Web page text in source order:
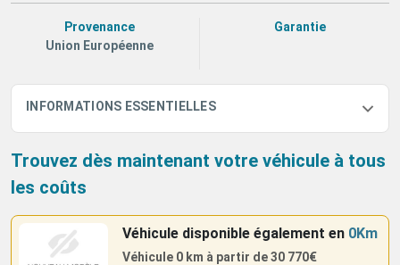
Provenance
Union Européenne
Garantie
INFORMATIONS ESSENTIELLES
Trouvez dès maintenant votre véhicule à tous
les coûts
Véhicule disponible également en 0Km
Véhicule 0 km à partir de30 770€